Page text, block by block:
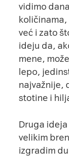
vidimo
količinama,
već i zato
ideju da,
mene,
lepo,
najvažnije,
stotine i
Druga
velikim
izgradim